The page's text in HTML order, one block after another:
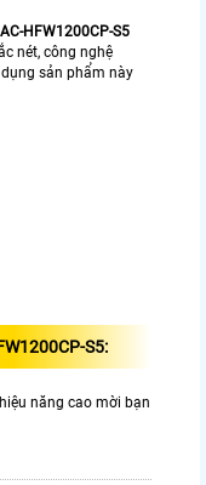
HFW1200CP-S5
nét, công nghệ
sản phẩm này
S5:
năng cao mời bạn